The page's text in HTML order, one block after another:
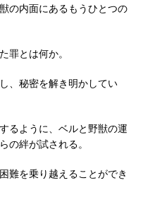
の内面にあるもうひとつの
罪とは何か。
、秘密を解き明かしてい
るように、ベルと野獣の運
の絆が試される。
難を乗り越えることができ